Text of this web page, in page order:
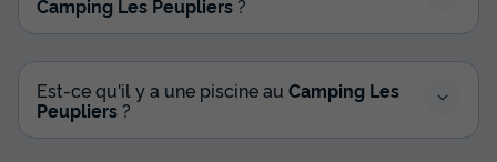
Camping Les Peupliers ?
Est-ce qu'il y a une piscine au Camping Les
Peupliers ?